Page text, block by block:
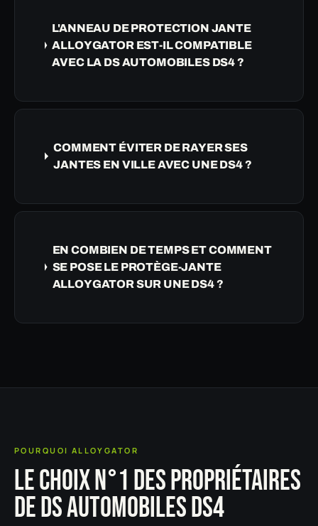
L'ANNEAU DE PROTECTION JANTE
ALLOYGATOR EST-IL COMPATIBLE
AVEC LA DS AUTOMOBILES DS4 ?
COMMENT ÉVITER DE RAYER SES
JANTES EN VILLE AVEC UNE DS4 ?
EN COMBIEN DE TEMPS ET COMMENT
SE POSE LE PROTÈGE-JANTE
ALLOYGATOR SUR UNE DS4 ?
POURQUOI ALLOYGATOR
LE CHOIX N°1 DES PROPRIÉTAIRES
DE DS AUTOMOBILES DS4